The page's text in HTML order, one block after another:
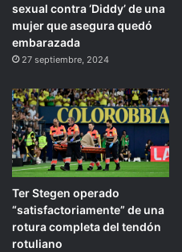
sexual contra ‘Diddy’ de una
mujer que asegura quedó
embarazada
27 septiembre, 2024
Ter Stegen operado
“satisfactoriamente” de una
rotura completa del tendón
rotuliano